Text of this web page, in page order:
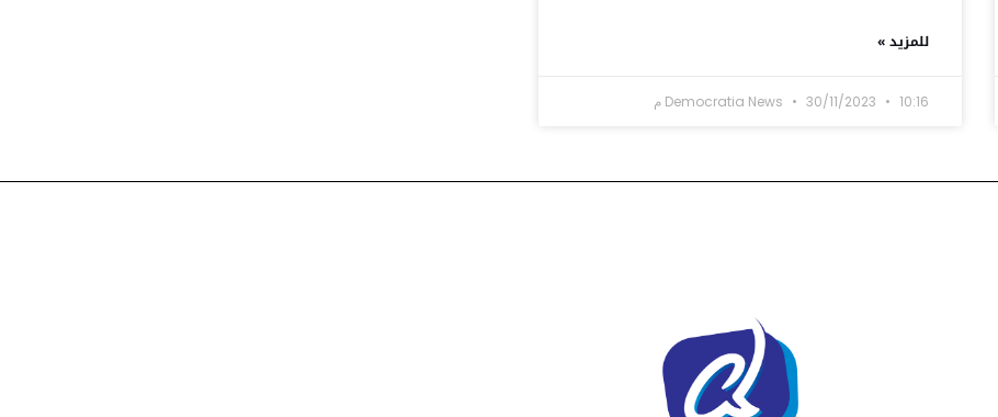
للمزيد »
Democratia News 30/11/2023 10:16 م